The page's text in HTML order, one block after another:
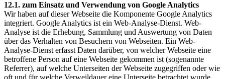
12.1. zum Einsatz und Verwendung von Google Analytics
Wir haben auf dieser Webseite die Komponente Google Analytics
integriert. Google Analytics ist ein Web-Analyse-Dienst. Web-
Analyse ist die Erhebung, Sammlung und Auswertung von Daten
über das Verhalten von Besuchern von Webseiten. Ein Web-
Analyse-Dienst erfasst Daten darüber, von welcher Webseite eine
betroffene Person auf eine Webseite gekommen ist (sogenannte
Referrer), auf welche Unterseiten der Webseite zugegriffen oder wie